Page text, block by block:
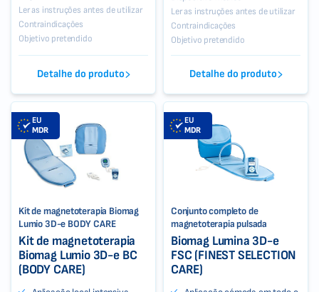
Ler as instruções antes de utilizar
Contraindicações
Objetivo pretendido
Detalhe do produto
Ler as instruções antes de utilizar
Contraindicações
Objetivo pretendido
Detalhe do produto
EU
MDR
Kit de magnetoterapia Biomag
Lumio 3D-e BODY CARE
Kit de magnetoterapia
Biomag Lumio 3D-e BC
(BODY CARE)
EU
MDR
Conjunto completo de
magnetoterapia pulsada
Biomag Lumina 3D-e
FSC (FINEST SELECTION
CARE)